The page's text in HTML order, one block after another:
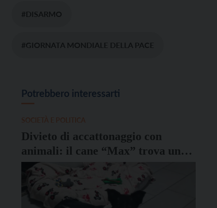
#DISARMO
#GIORNATA MONDIALE DELLA PACE
Potrebbero interessarti
Divieto di accattonaggio con
animali: il cane “Max” trova una
nuova famiglia